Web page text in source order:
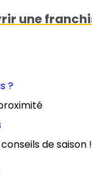
?
de saison !
une